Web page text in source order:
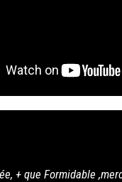
Genies de Malgories !!